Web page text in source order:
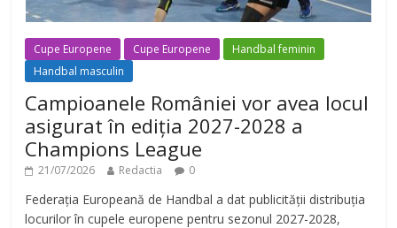
Cupe Europene Cupe Europene
Handbal feminin
Handbal masculin
Campioanele României vor avea locul
asigurat în ediția 2027-2028 a
Champions League
21/07/2026 Redactia 0
Federația Europeană de Handbal a dat publicității distribuția
locurilor în cupele europene pentru sezonul 2027-2028,